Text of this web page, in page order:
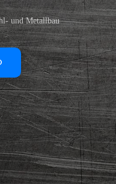
und Metallbau